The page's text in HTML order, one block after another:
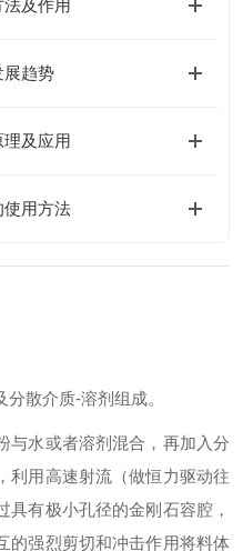
及作用
展趋势
及应用
使用方法
散介质-溶剂组成。
与水或者溶剂混合，再加入分
利用高速射流 （做恒力驱动往
具有极小孔径的金刚石容腔，
的强烈剪切和冲击作用将料体